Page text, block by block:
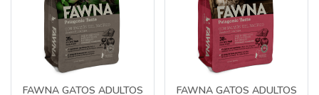
FAWNA GATOS ADULTOS
FAWNA GATOS ADULTOS